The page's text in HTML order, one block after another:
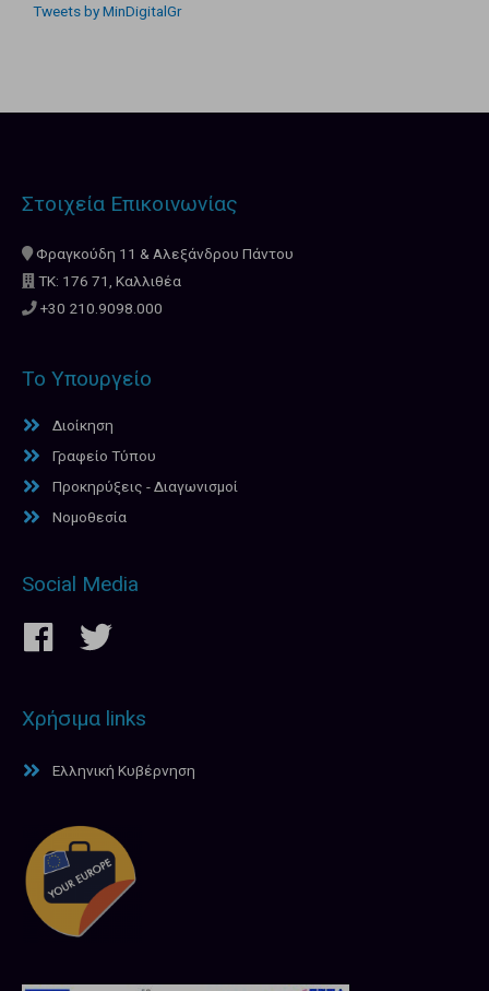
Tweets by MinDigitalGr
Στοιχεία Επικοινωνίας
Φραγκούδη 11 & Αλεξάνδρου Πάντου
ΤΚ: 176 71, Καλλιθέα
+30 210.9098.000
Το Υπουργείο
Διοίκηση
Γραφείο Τύπου
Προκηρύξεις - Διαγωνισμοί
Νομοθεσία
Social Media
Χρήσιμα links
Ελληνική Κυβέρνηση